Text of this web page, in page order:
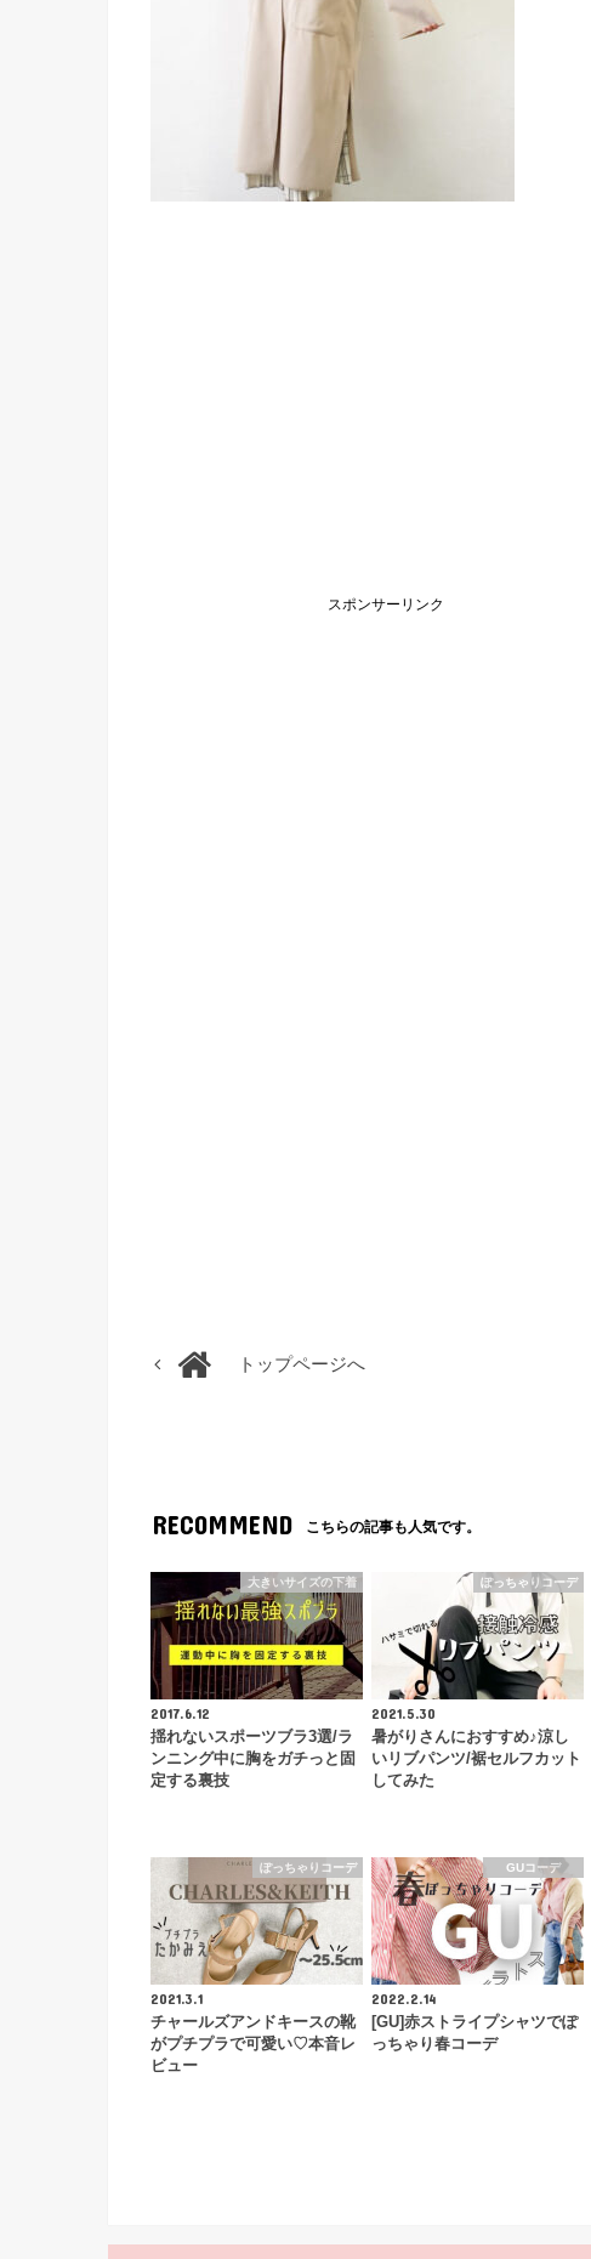
スポンサーリンク
トップページへ
RECOMMEND こちらの記事も人気です。
大きいサイズの下着
2017.6.12
揺れないスポーツブラ3選/ラ
ンニング中に胸をガチっと固
定する裏技
ぽっちゃりコーデ
2021.5.30
暑がりさんにおすすめ♪涼し
いリブパンツ/裾セルフカット
してみた
ぽっちゃりコーデ
2021.3.1
チャールズアンドキースの靴
がプチプラで可愛い♡本音レ
ビュー
GUコーデ
2022.2.14
[GU]赤ストライプシャツでぽ
っちゃり春コーデ